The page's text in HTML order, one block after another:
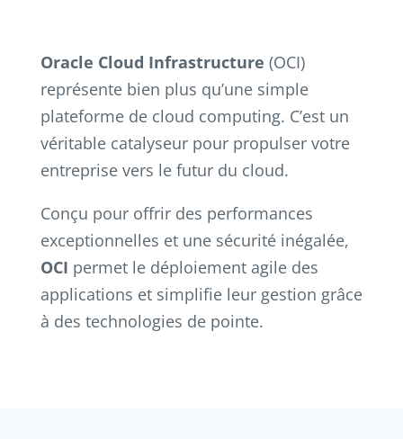
Oracle Cloud Infrastructure (OCI)
représente bien plus qu’une simple
plateforme de cloud computing. C’est un
véritable catalyseur pour propulser votre
entreprise vers le futur du cloud.
Conçu pour offrir des performances
exceptionnelles et une sécurité inégalée,
OCI permet le déploiement agile des
applications et simplifie leur gestion grâce
à des technologies de pointe.